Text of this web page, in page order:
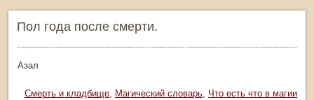
Пол года после смерти.
Азал
Смерть и кладбище, Магический словарь, Что есть что в магии